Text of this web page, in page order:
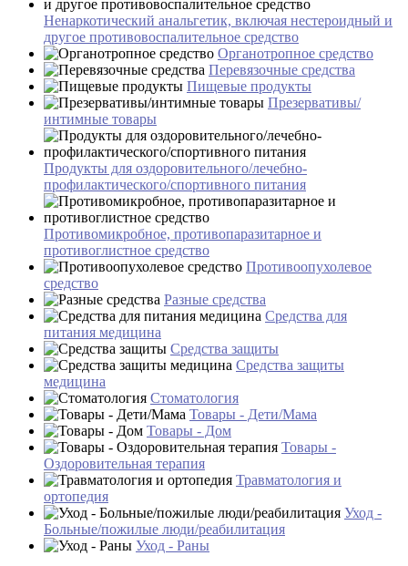
Ненаркотический анальгетик, включая нестероидный и
другое противовоспалительное средство
Органотропное средство
Перевязочные средства
Пищевые продукты
Презервативы/
интимные товары
Продукты для оздоровительного/лечебно-
профилактического/спортивного питания
Противомикробное, противопаразитарное и
противоглистное средство
Противоопухолевое
средство
Разные средства
Средства для
питания медицина
Средства защиты
Средства защиты
медицина
Стоматология
Товары - Дети/Мама
Товары - Дом
Товары -
Оздоровительная терапия
Травматология и
ортопедия
Уход -
Больные/пожилые люди/реабилитация
Уход - Раны